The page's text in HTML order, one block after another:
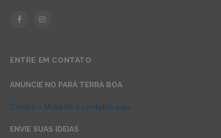
FacebookInstagram
ENTRE EM CONTATO
ANUNCIE NO PARÁ TERRA BOA
Confira o Mídia Kit e contatos aqui
ENVIE SUAS IDEIAS